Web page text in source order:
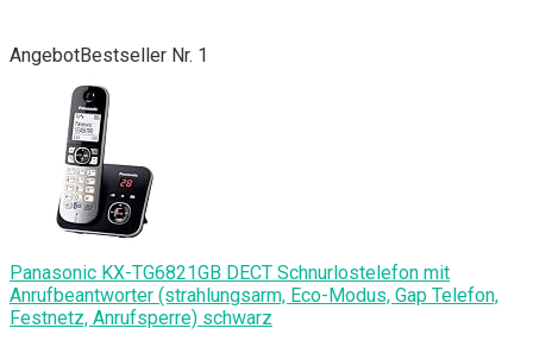
AngebotBestseller Nr. 1
Panasonic KX-TG6821GB DECT Schnurlostelefon mit
Anrufbeantworter (strahlungsarm, Eco-Modus, Gap Telefon,
Festnetz, Anrufsperre) schwarz